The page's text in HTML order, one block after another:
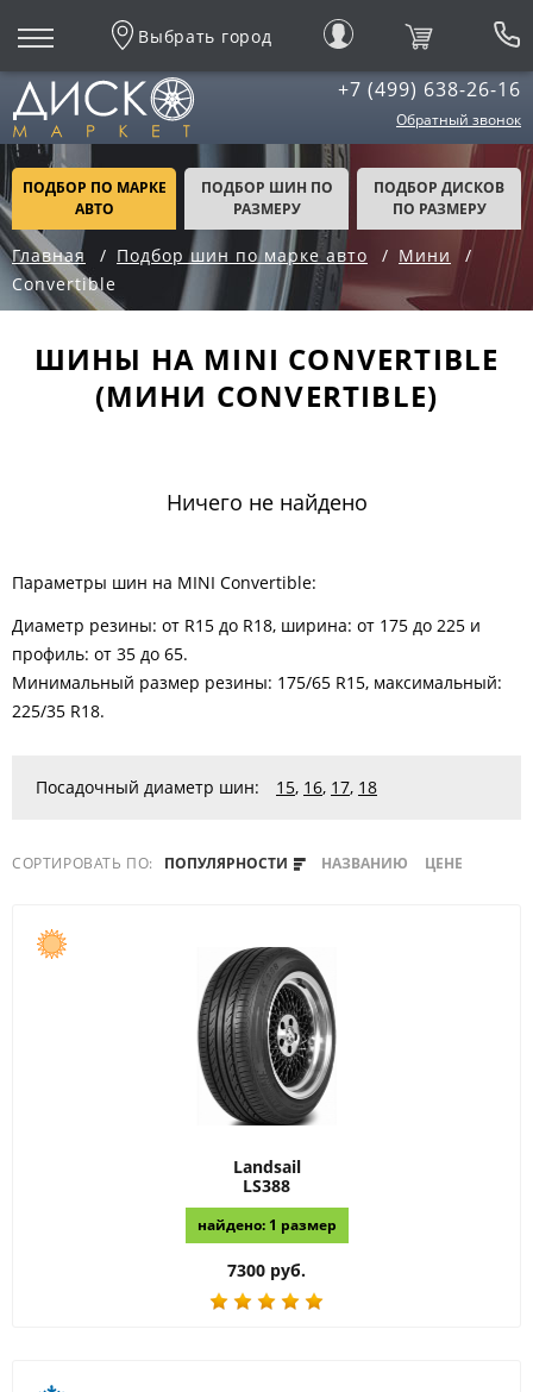
Выбрать город
+7 (499) 638-26-16
Обратный звонок
ПОДБОР ПО МАРКЕ
АВТО
ПОДБОР ШИН ПО
РАЗМЕРУ
ПОДБОР ДИСКОВ
ПО РАЗМЕРУ
Главная Подбор шин по марке авто
Мини
Convertible
ШИНЫ НА MINI CONVERTIBLE
(МИНИ CONVERTIBLE)
Ничего не найдено
Параметры шин на MINI Convertible:
Диаметр резины: от R15 до R18, ширина: от 175 до 225 и
профиль: от 35 до 65.
Минимальный размер резины: 175/65 R15, максимальный:
225/35 R18.
Посадочный диаметр шин: 15, 16, 17, 18
СОРТИРОВАТЬ ПО: ПОПУЛЯРНОСТИ НАЗВАНИЮ ЦЕНЕ
Landsail
LS388
найдено: 1 размер
7300 руб.